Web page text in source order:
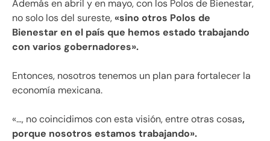
Además en abril y en mayo, con los Polos de Bienestar,
no solo los del sureste,«sino otros Polos de
Bienestar en el país que hemos estado trabajando
con varios gobernadores».
Entonces, nosotros tenemos un plan para fortalecer la
economía mexicana.
«…, no coincidimos con esta visión, entre otras cosas,
porque nosotros estamos trabajando».